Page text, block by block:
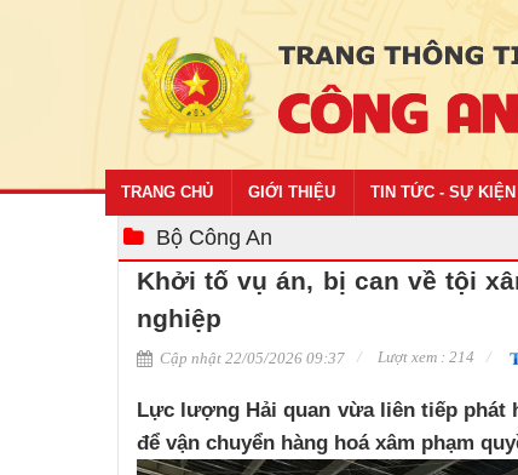
TRANG CHỦ GIỚI THIỆU TIN TỨC - SỰ KIỆN
Bộ Công An
Khởi tố vụ án, bị can về tội
nghiệp
Cập nhật 22/05/2026 09:37 Lượt xem : 214
Lực lượng Hải quan vừa liên tiếp phát
để vận chuyển hàng hoá xâm phạm